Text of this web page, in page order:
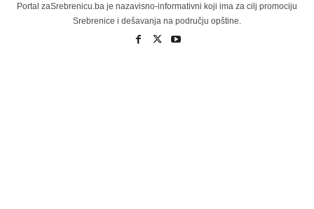
Portal zaSrebrenicu.ba je nazavisno-informativni koji ima za cilj promociju
Srebrenice i dešavanja na području opštine.